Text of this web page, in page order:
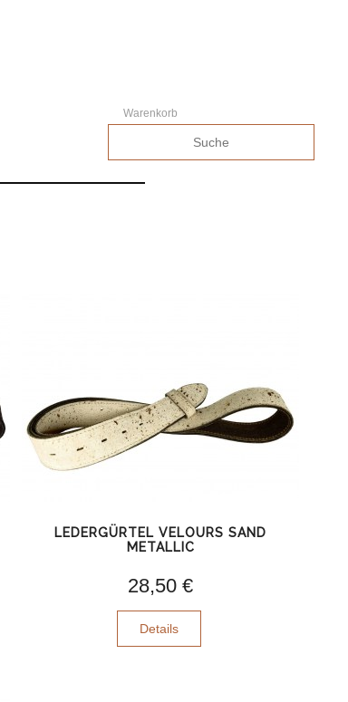
Warenkorb
LEDERGÜRTEL VELOURS SAND
METALLIC
28,50 €
Details